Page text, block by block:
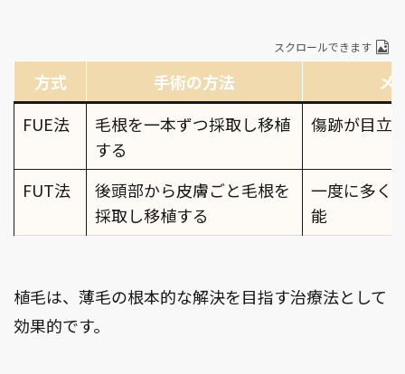
スクロールできます
方式 手術の方法
メ
FUE法
毛根を一本ずつ採取し移植
する
傷跡が目立
FUT法
後頭部から皮膚ごと毛根を
採取し移植する
一度に多く
能
植毛は、薄毛の根本的な解決を目指す治療法として
効果的です。